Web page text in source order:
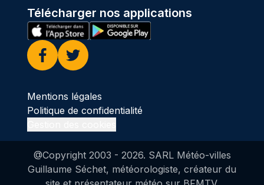
Télécharger nos applications
Facebook
Twitter
Mentions légales
Politique de confidentialité
@Copyright 2003 - 2026. SARL Météo-villes
Guillaume Séchet, météorologiste, créateur du